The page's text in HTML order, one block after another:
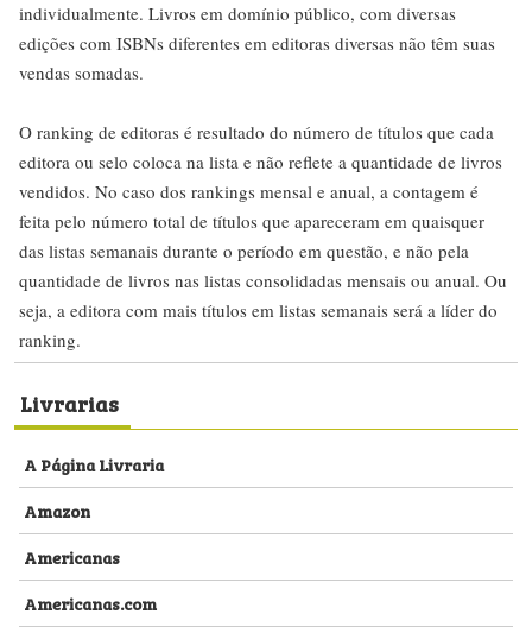
individualmente. Livros em domínio público, com diversas
edições com ISBNs diferentes em editoras diversas não têm suas
vendas somadas.
O ranking de editoras é resultado do número de títulos que cada
editora ou selo coloca na lista e não reflete a quantidade de livros
vendidos. No caso dos rankings mensal e anual, a contagem é
feita pelo número total de títulos que apareceram em quaisquer
das listas semanais durante o período em questão, e não pela
quantidade de livros nas listas consolidadas mensais ou anual. Ou
seja, a editora com mais títulos em listas semanais será a líder do
ranking.
Livrarias
A Página Livraria
Amazon
Americanas
Americanas.com